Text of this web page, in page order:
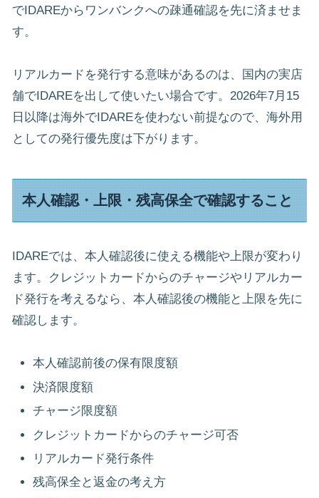
でIDAREからワンバンクへの疎通確認を先に済ませま
す。
リアルカードを発行する意味があるのは、国内の実店
舗でIDAREを出して使いたい場合です。2026年7月15
日以降は海外でIDAREを使わない前提なので、海外用
としての発行優先度は下がります。
本人確認・上限・残高保全で確認すること
IDAREでは、本人確認後に使える機能や上限が変わり
ます。クレジットカードからのチャージやリアルカー
ド発行を考えるなら、本人確認後の機能と上限を先に
確認します。
本人確認前後の保有限度額
決済限度額
チャージ限度額
クレジットカードからのチャージ可否
リアルカード発行条件
残高保全と返金の考え方